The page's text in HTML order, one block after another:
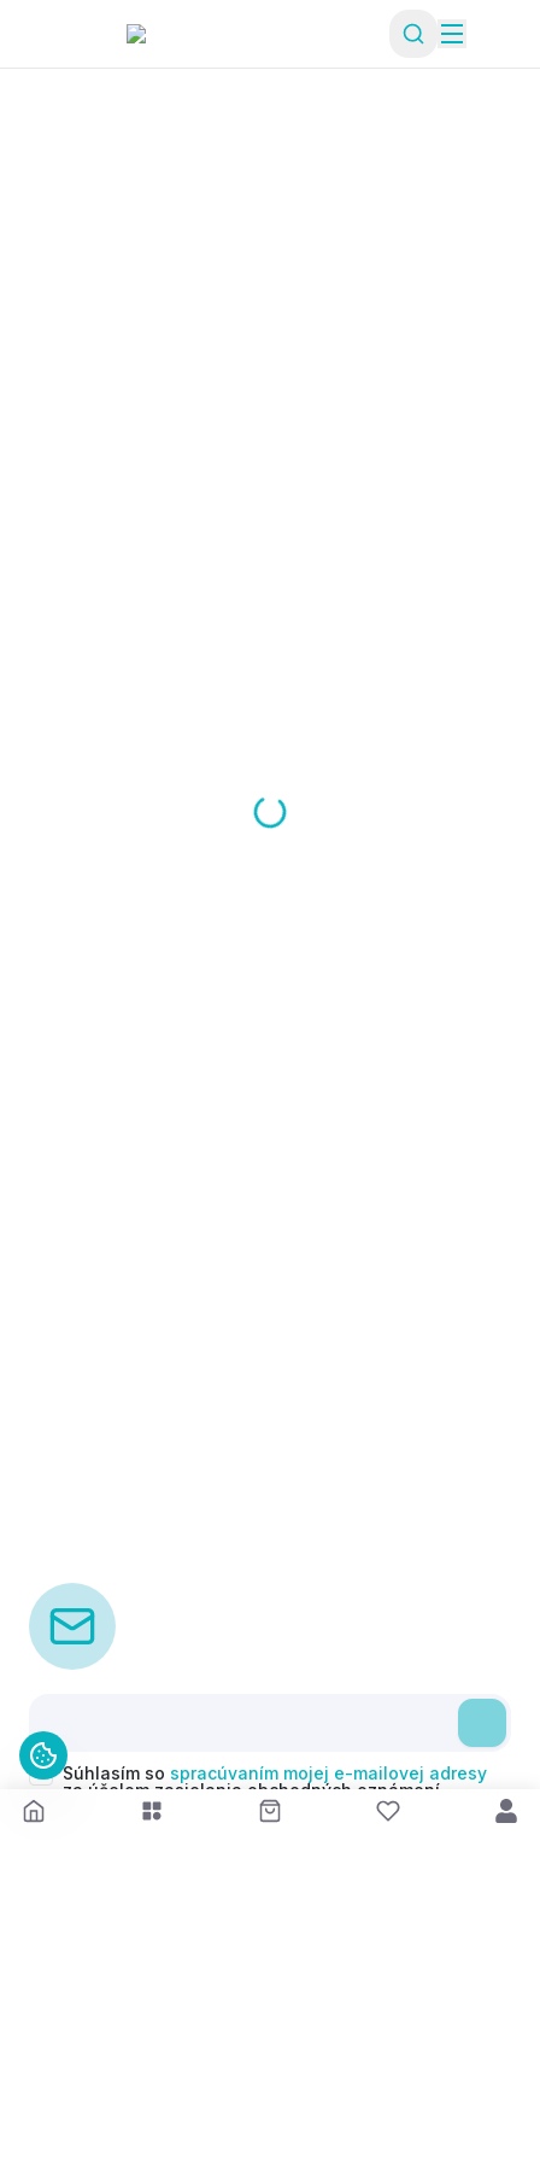
Súhlasím so spracúvaním mojej e-mailovej adresy
za účelom zasielania obchodných oznámení
(newsletterov) v súlade s čl. 6 ods. 1 písm. a)
Nariadenia GDPR. Svoj súhlas môžem kedykoľvek